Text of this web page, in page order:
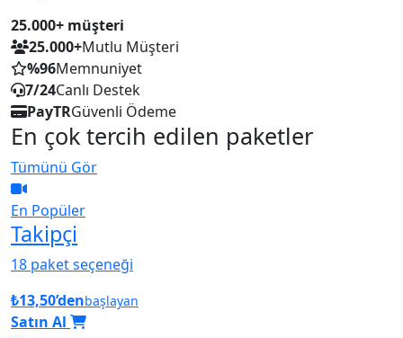
25.000+ müşteri
25.000+Mutlu Müşteri
%96Memnuniyet
7/24Canlı Destek
PayTRGüvenli Ödeme
En çok tercih edilen paketler
Tümünü Gör
En Popüler
Takipçi
18 paket seçeneği
₺13,50’denbaşlayan
Satın Al